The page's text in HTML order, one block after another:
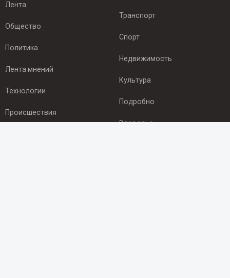
Лента
Общество
Политика
Лента мнений
Технологии
Происшествия
Транспорт
Спорт
Недвижимость
Культура
Подробно
Здоровье